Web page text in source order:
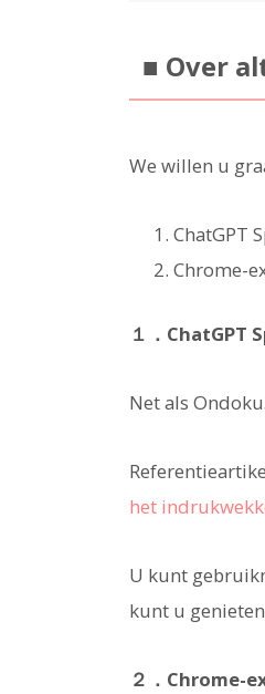
■ Over
We willen u
ChatGPT
Chrome-
１．ChatGPT
Net als
het
U kunt
kunt u
２．Chrome-